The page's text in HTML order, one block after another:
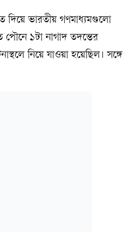
দিয়ে ভারতীয় গণমাধ্যমগুলো
পৌনে ১টা নাগাদ তদন্তের
নিয়ে যাওয়া হয়েছিল। সঙ্গে